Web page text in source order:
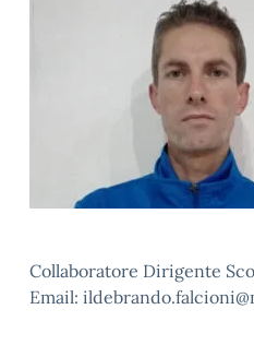
Collaboratore Dirigente
Email: